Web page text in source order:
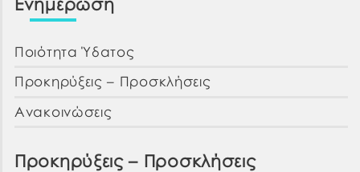
Ποιότητα Ύδατος
Προκηρύξεις – Προσκλήσεις
Ανακοινώσεις
Προκηρύξεις – Προσκλήσεις